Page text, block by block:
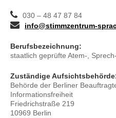
030 – 48 47 87 84
info@stimmzentrum-
Berufsbezeichnung:
staatlich geprüfte Atem-,
Zuständige
Behörde der Berliner
Informationsfreiheit
Friedrichstraße 219
10969 Berlin